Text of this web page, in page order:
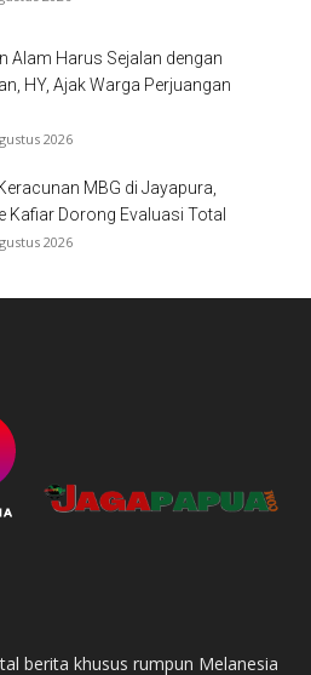
Alam Harus Sejalan dengan
HY, Ajak Warga Perjuangan
2026
MBG di Jayapura,
Kafiar Dorong Evaluasi Total
2026
berita khusus rumpun Melanesia